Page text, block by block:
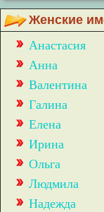
Женские
Анастасия
Анна
Валентина
Галина
Елена
Ирина
Ольга
Людмила
Надежда